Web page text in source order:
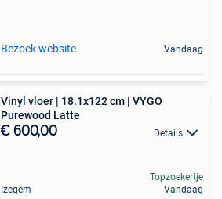
Bezoek website Vandaag
Vinyl vloer | 18.1x122 cm | VYGO
Purewood Latte
€ 600,00 Details
Izegem
Topzoekertje
Vandaag